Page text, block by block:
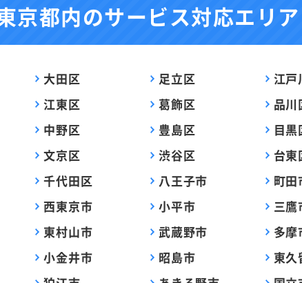
京都内のサービス対応エリア
大田区 足立区
江戸
江東区 葛飾区
品川
中野区 豊島区
目黒
文京区 渋谷区
台東
千代田区 八王子市
町田
西東京市 小平市
三鷹
東村山市 武蔵野市
多摩
小金井市 昭島市
東